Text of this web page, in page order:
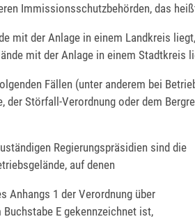
Immissionsschutzbehörden, das
mit der Anlage in einem Landkreis liegt,
mit der Anlage in einem Stadtkreis
Fällen (unter anderem bei
Störfall-Verordnung oder dem
Regierungspräsidien sind die
auf denen
Anhangs 1 der Verordnung über
E gekennzeichnet ist,